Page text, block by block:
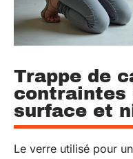
Trappe de
contraintes
surface et
Le verre utilisé pour